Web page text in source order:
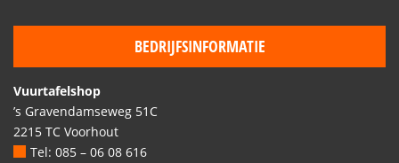
BEDRIJFSINFORMATIE
Vuurtafelshop
’s Gravendamseweg 51C
2215 TC Voorhout
Tel: 085 – 06 08 616